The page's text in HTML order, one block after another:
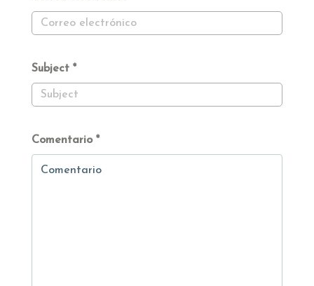
Subject
Comentario